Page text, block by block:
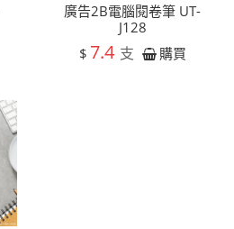
廣告2B電腦閱卷筆 UT-
J128
$ 7.4 支 購買